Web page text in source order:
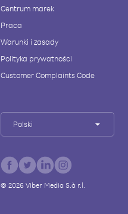
Centrum marek
Praca
Warunki i zasady
Polityka prywatności
Customer Complaints Code
Polski
© 2026Viber Media S.à r.l.